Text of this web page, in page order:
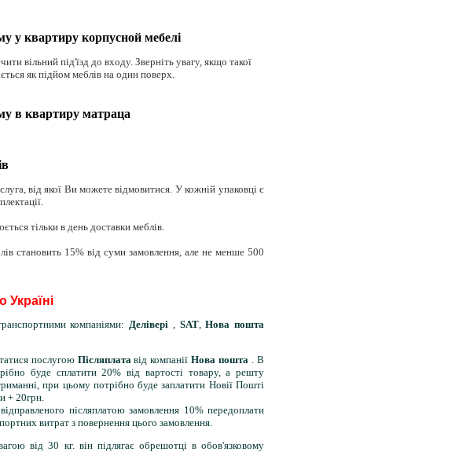
у квартиру корпусной мебелі
вільний під'їзд до входу. Зверніть увагу, якщо такої
як підйом меблів на один поверх.
в квартиру матраца
від якої Ви можете відмовитися. У кожній упаковці є
.
тільки в день доставки меблів.
становить 15% від суми замовлення, але не менше 500
Україні
компаніями: Делівері , SAT,Нова пошта
послугою Післяплатавід компаніїНова пошта . В
буде сплатити 20% від вартості товару, а решту
при цьому потрібно буде заплатити Новії Пошті
+ 20грн.
післяплатою замовлення 10% передоплати
витрат з повернення цього замовлення.
від 30 кг. він підлягає обрешотці в обов'язковому